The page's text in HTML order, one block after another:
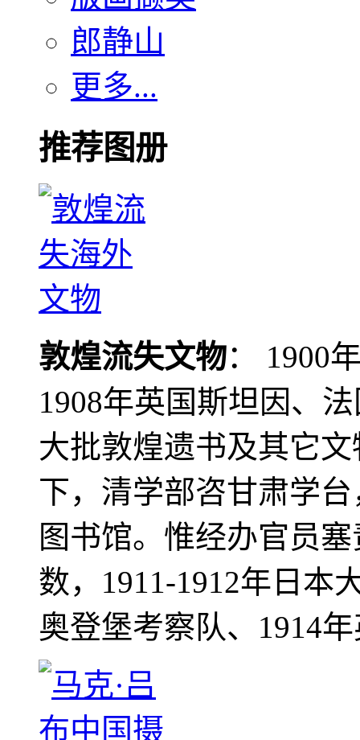
郎静山
更多...
推荐图册
敦煌流失文物： 1900
1908年英国斯坦因、
大批敦煌遗书及其它
下，清学部咨甘肃学
图书馆。惟经办官员
数，1911-1912年日本
奥登堡考察队、1914